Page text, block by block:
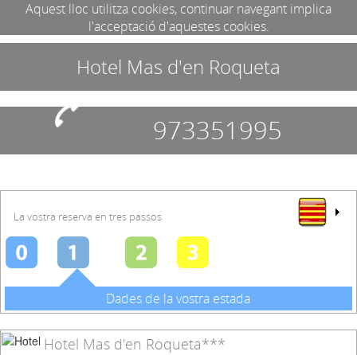
Aquest lloc utilitza cookies, continuar navegant implica
l'acceptació d'aquestes cookies.
Hotel Mas d'en Roqueta
973351995
La vostra reserva en tres passos
Dades de la vostra estada
Hotel Mas d'en Roqueta***